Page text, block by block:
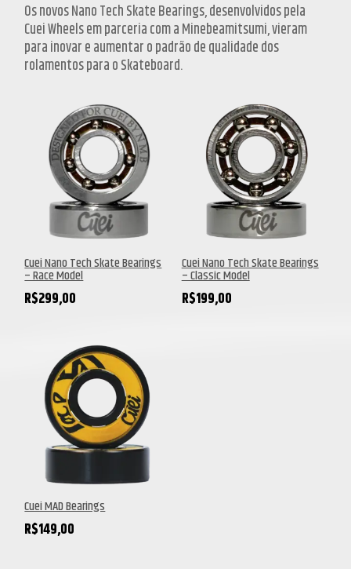
Os novos Nano Tech Skate Bearings, desenvolvidos pela
Cuei Wheels em parceria com a Minebeamitsumi, vieram
para inovar e aumentar o padrão de qualidade dos
rolamentos para o Skateboard.
Cuei Nano Tech Skate Bearings
– Race Model
R$299,00
Cuei Nano Tech Skate Bearings
– Classic Model
R$199,00
Cuei MAD Bearings
R$149,00